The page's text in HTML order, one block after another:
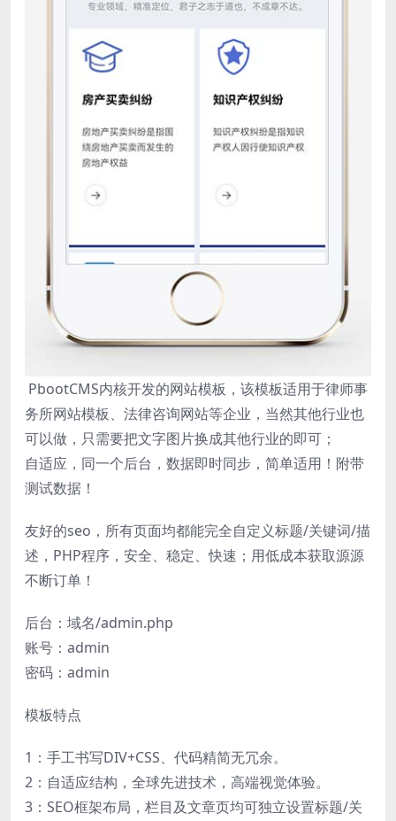
PbootCMS内核开发的网站模板，该模板适用于律师事
务所网站模板、法律咨询网站等企业，当然其他行业也
可以做，只需要把文字图片换成其他行业的即可；
自适应，同一个后台，数据即时同步，简单适用！附带
测试数据！
友好的seo，所有页面均都能完全自定义标题/关键词/描
述，PHP程序，安全、稳定、快速；用低成本获取源源
不断订单！
后台：域名/admin.php
账号：admin
密码：admin
模板特点
1：手工书写DIV+CSS、代码精简无冗余。
2：自适应结构，全球先进技术，高端视觉体验。
3：SEO框架布局，栏目及文章页均可独立设置标题/关